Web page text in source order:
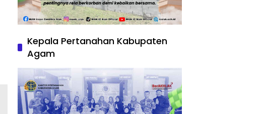
Kepala Pertanahan Kabupaten
Agam